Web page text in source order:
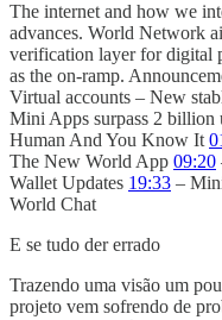
The internet and how we
advances. World Network
verification layer for digital
as the on-ramp.
Virtual accounts – New
Mini Apps surpass 2 billion
Human And You Know It
The New World App 09:20
Wallet Updates 19:33 –
World Chat
E se tudo der errado
Trazendo uma visão um
projeto vem sofrendo de